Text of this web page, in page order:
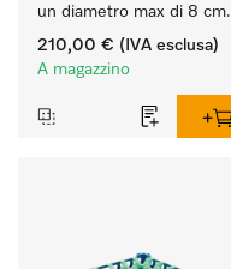
un diametro max di 8 cm.
210,00 € (IVA esclusa)
A magazzino